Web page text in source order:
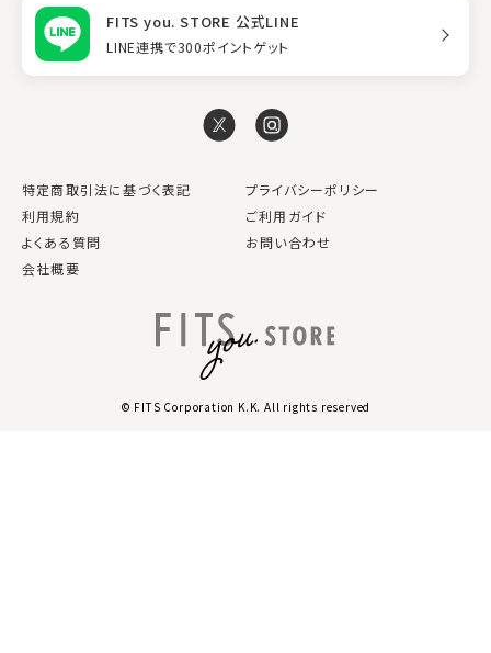
FITS you. STORE 公式LINE
LINE連携で300ポイントゲット
特定商取引法に基づく表記
プライバシーポリシー
利用規約
ご利用ガイド
よくある質問
お問い合わせ
会社概要
© FITS Corporation K.K. All rights reserved